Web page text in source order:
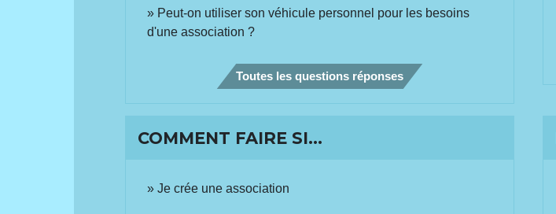
Peut-on utiliser son véhicule personnel pour les besoins
d'une association ?
Toutes les questions réponses
COMMENT FAIRE SI…
Je crée une association